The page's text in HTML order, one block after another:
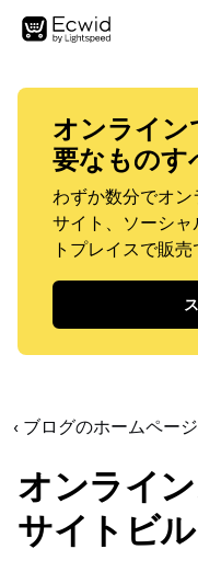
オンライン
要なものす
わずか数分でオ
サイト、ソーシ
トプレイスで販売
‹ ブログのホームペー
オンライ
サイトビ